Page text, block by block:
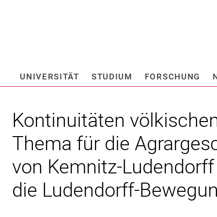
Springe direkt zu:
UNIVERSITÄT STUDIUM FORSCHUNG
Kontinuitäten
Thema für die
von Kemnitz-
die Ludendorff-